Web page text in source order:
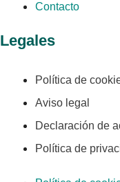
Contacto
Legales
Política de
Aviso legal
Declaración de
Política de